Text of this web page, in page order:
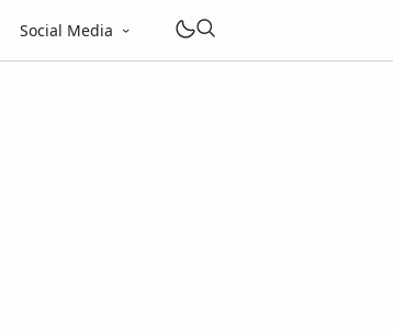
Social Media